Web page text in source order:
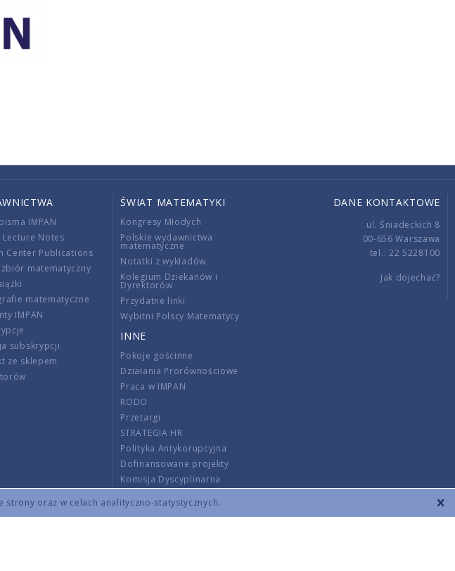
strony oraz w celach analityczno-statystycznych.
IMPAN
Lecture Notes
Center Publications
matematyczny
matematyczne
IMPAN
subskrypcji
ze sklepem
ŚWIAT MATEMATYKI
Kongresy Młodych
Polskie wydawnictwa
matematyczne
Notatki z wykładów
Kolegium Dziekanów i
Dyrektorów
Przydatne linki
Wybitni Polscy Matematycy
INNE
Pokoje gościnne
Działania Prorównościowe
Praca w IMPAN
RODO
Przetargi
STRATEGIA HR
Polityka Antykorupcyjna
Dofinansowane projekty
Komisja Dyscyplinarna
Wnoszenie opłat
DANE KONTAKTOWE
ul. Śniadeckich 8
00-656 Warszawa
tel.: 22 5228100
Jak dojechać?